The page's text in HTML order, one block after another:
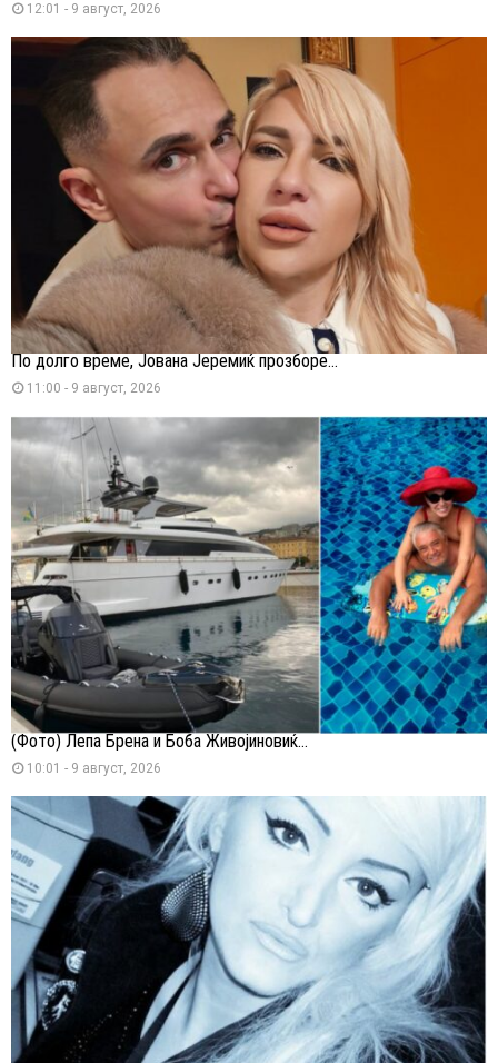
12:01 - 9 август, 2026
По долго време, Јована Јеремиќ прозборе...
11:00 - 9 август, 2026
(Фото) Лепа Брена и Боба Живојиновиќ...
10:01 - 9 август, 2026